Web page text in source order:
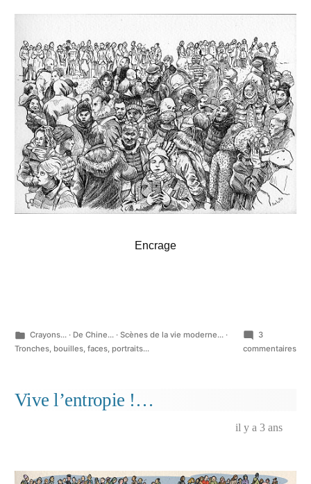
Encrage
Publié
dans
Crayons... · De Chine... · Scènes de la vie moderne... ·
Tronches, bouilles, faces, portraits...
3
commentairessur
Vive l’entropie !…
il y a 3 ans